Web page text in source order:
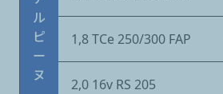
ル
ピ
ー
ヌ
1,8 TCe 250/300 FAP
2,0 16v RS 205